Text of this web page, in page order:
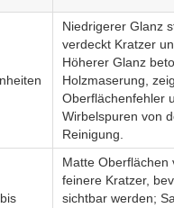
Niedrigerer Glanz
verdeckt Kratzer
Höherer Glanz
Holzmaserung,
Oberflächenfehler
Wirbelspuren von
Reinigung.
Matte Oberflächen
feinere Kratzer,
sichtbar werden;